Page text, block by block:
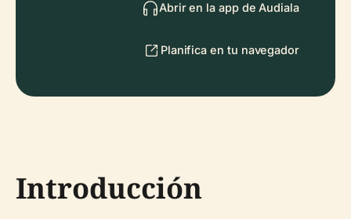
Abrir en la app de Audiala
Planifica en tu navegador
Introducción